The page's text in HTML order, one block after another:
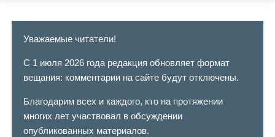
Уважаемые читатели!
С 1 июля 2026 года редакция обновляет формат
вещания: комментарии на сайте будут отключены.
Благодарим всех и каждого, кто на протяжении
многих лет участвовал в обсуждении
опубликованных материалов.